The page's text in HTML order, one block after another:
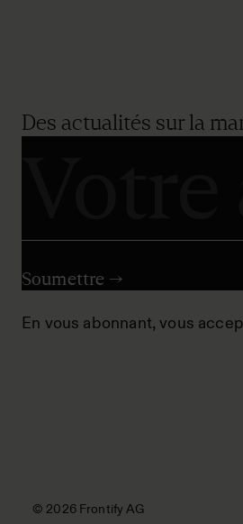
Des actualités sur la
En vous abonnant, vous
© 2026 Frontify AG